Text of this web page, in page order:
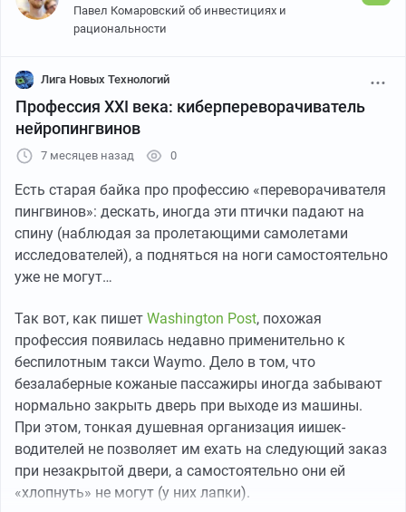
создала беспилотные такси Waymo. Но если пассажир
забудет закрыть дверь - машина встаёт до тех пор,
Поэтому Waymo запустила пилот в Атланте, где
курьеры DoorDash получают уведомления о
приоткрытых дверях поблизости и зарабатывают $11
--
Аналитический разбор,как ИИ-агент по сбору долгов
зарабатывает $6 млн
ИИ устроил травлю, $6 млн на сборе долгов, ИИ
захватил Мадуро - наЮтубиВК Видео.
Павел Комаровский об инвестициях и
рациональности
Лига Новых Технологий
Профессия XXI века: киберпереворачиватель
нейропингвинов
7 месяцев назад 0
Есть старая байка про профессию «переворачивателя
пингвинов»: дескать, иногда эти птички падают на
спину (наблюдая за пролетающими самолетами
исследователей), а подняться на ноги самостоятельно
уже не могут…
Так вот, как пишет Washington Post, похожая
профессия появилась недавно применительно к
беспилотным такси Waymo. Дело в том, что
безалаберные кожаные пассажиры иногда забывают
нормально закрыть дверь при выходе из машины.
При этом, тонкая душевная организация иишек-
водителей не позволяет им ехать на следующий заказ
при незакрытой двери, а самостоятельно они ей
«хлопнуть» не могут (у них лапки).